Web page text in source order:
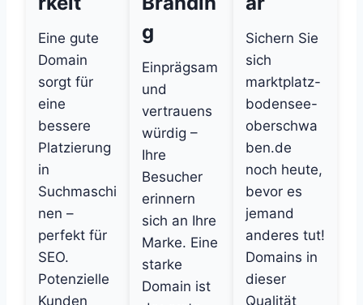
Eine gute
Domain
sorgt für
eine
bessere
Platzierung
in
Suchmaschi
nen –
perfekt für
SEO.
Potenzielle
Kunden
g
Einprägsam
und
vertrauens
würdig –
Ihre
Besucher
erinnern
sich an Ihre
Marke. Eine
starke
Domain ist
Sichern Sie
sich
marktplatz-
bodensee-
oberschwa
ben.de
noch heute,
bevor es
jemand
anderes tut!
Domains in
dieser
Qualität